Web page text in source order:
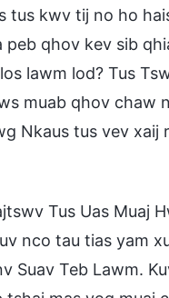
tus kwv tij no ho
qhov kev sib
lawm lod? Tus
muab qhov chaw
Nkaus tus vev xaij
Tus Uas Muaj
nco tau tias yam
Suav Teb Lawm.